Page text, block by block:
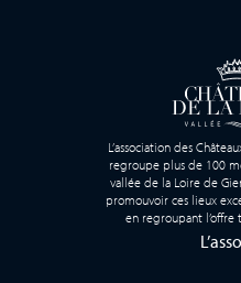
L’association des
regroupe plus de 100
vallée de la Loire de
promouvoir ces lieux
en regroupant